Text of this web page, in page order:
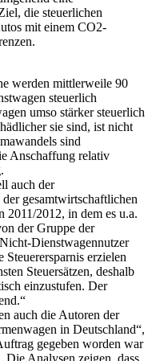
die steuerlichen
mit einem CO2-
werden mittlerweile 90
steuerlich
umso stärker steuerlich
sie sind, ist nicht
sind
Anschaffung relativ
auch der
gesamtwirtschaftlichen
2011/2012, in dem es u.a.
der Gruppe der
Dienstwagennutzer
erzielen
Steuersätzen, deshalb
einzustufen. Der
auch die Autoren der
in Deutschland“,
gegeben worden war